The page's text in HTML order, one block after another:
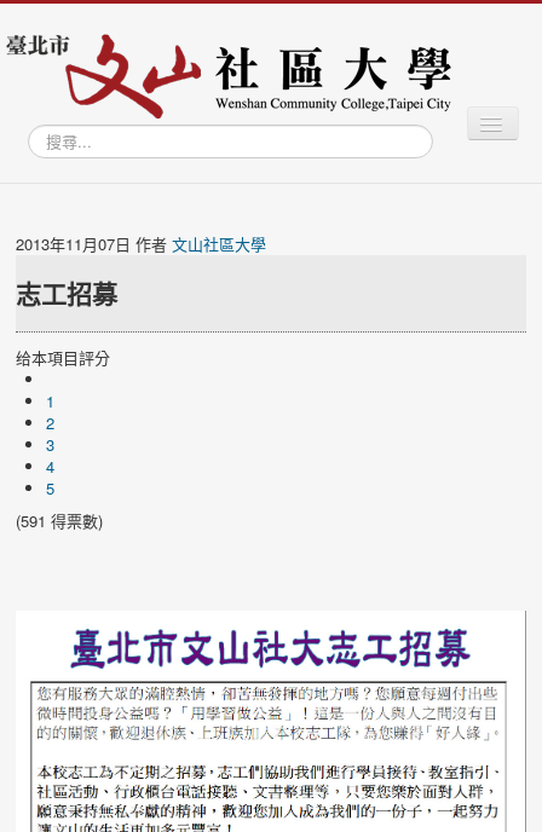
搜
尋...
切
換
關於社大
學員專區
2013年11月07日
志工招募
作者文山社區大學
给本項目評分
1
2
3
4
5
(591 得票數)